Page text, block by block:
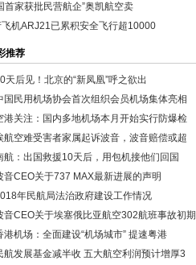
首家获批民营航企”奥凯航空卖
飞机ARJ21已累积安全飞行超10000
推荐
天后见！北京的“新凤凰”呼之欲出
国民用机场协会首次组织会员机场集体亮相
港关注：国内多地机场本月开始实行防爆检
航空难受害者家属起诉波音，波音赔偿或超
航：出国救援10天后，用包机接他们回国
音CEO关于737 MAX最新进展的声明
年民航局法治政府建设工作情况
音CEO关于埃塞俄比亚航空302航班事故初期
港机场：全面建设“机场城市” 提速粤港
航发展基金减半收 五大航空利润预计增厚3